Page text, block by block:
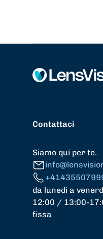
Contattaci
Siamo qui per te.
da lunedì a
12:00 / 13:00-
fissa